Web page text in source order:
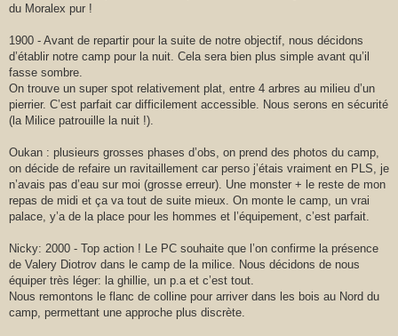
du Moralex pur !
1900 - Avant de repartir pour la suite de notre objectif, nous décidons
d’établir notre camp pour la nuit. Cela sera bien plus simple avant qu’il
fasse sombre.
On trouve un super spot relativement plat, entre 4 arbres au milieu d’un
pierrier. C’est parfait car difficilement accessible. Nous serons en sécurité
(la Milice patrouille la nuit !).
Oukan : plusieurs grosses phases d’obs, on prend des photos du camp,
on décide de refaire un ravitaillement car perso j’étais vraiment en PLS, je
n’avais pas d’eau sur moi (grosse erreur). Une monster + le reste de mon
repas de midi et ça va tout de suite mieux. On monte le camp, un vrai
palace, y’a de la place pour les hommes et l’équipement, c’est parfait.
Nicky: 2000 - Top action ! Le PC souhaite que l’on confirme la présence
de Valery Diotrov dans le camp de la milice. Nous décidons de nous
équiper très léger: la ghillie, un p.a et c’est tout.
Nous remontons le flanc de colline pour arriver dans les bois au Nord du
camp, permettant une approche plus discrète.